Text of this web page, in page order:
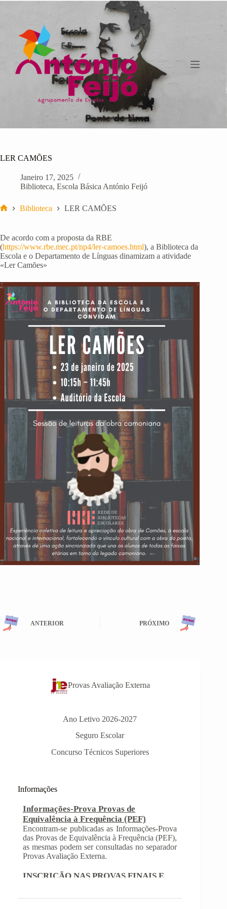
Pular
para
conteúdo
LER CAMÕES
Janeiro 17, 2025
Biblioteca, Escola Básica António Feijó
Biblioteca LER CAMÕES
De acordo com a proposta da RBE
(https://www.rbe.mec.pt/np4/ler-camoes.html), a Biblioteca da
Escola e o Departamento de Línguas dinamizam a atividade
«Ler Camões»
ANTERIOR PRÓXIMO
Provas Avaliação Externa
Ano Letivo 2026-2027
Seguro Escolar
Concurso Técnicos Superiores
Informações
Informações-Prova Provas de
Equivalência à Frequência (PEF)
as mesmas podem ser consultadas no separador
Provas Avaliação Externa.
INSCRIÇÃO NAS PROVAS FINAIS E
NAS PROVAS DE EQUIVALÊNCIA À
FREQUÊNCIA
Com a publicação da Norma 1 do JNE – Júri
Nacional de Exames, ficaram definidos os
prazos para inscrição nas provas finais e nas
provas de equivalência à frequência, para